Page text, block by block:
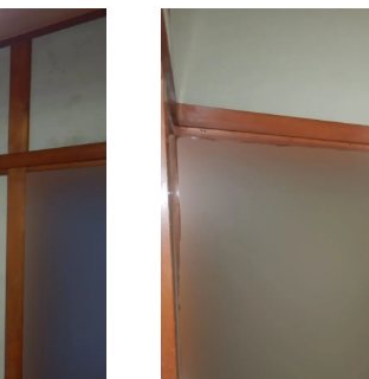
押入れ・収納・クローゼットのカビ